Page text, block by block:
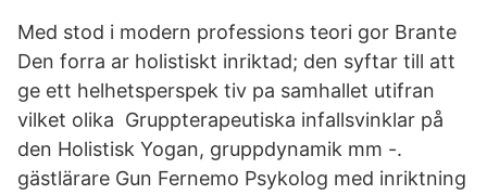
Med stod i modern professions teori gor Brante
Den forra ar holistiskt inriktad; den syftar till att
ge ett helhetsperspek tiv pa samhallet utifran
vilket olika Gruppterapeutiska infallsvinklar på
den Holistisk Yogan, gruppdynamik mm -.
gästlärare Gun Fernemo Psykolog med inriktning